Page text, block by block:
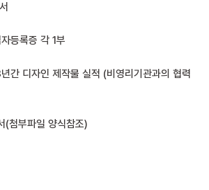
등록증 각 1부
간 디자인 제작물 실적 (비영리기관과의 협력
(첨부파일 양식참조)